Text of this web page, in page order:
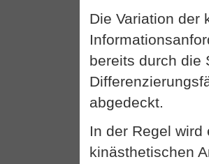
Die Variation der
bereits durch die
abgedeckt.
In der Regel wird
kinästhetischen